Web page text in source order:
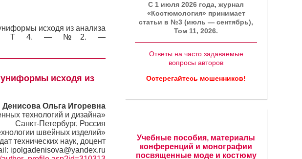
исходя из анализа
— Т 4. — №2. —
униформы исходя из
Денисова Ольга Игоревна
технологий и дизайна»
Санкт-Петербург, Россия
швейных изделий»
технических наук, доцент
ipolgadenisova@yandex.ru
C 1 июля 2026 года, журнал
«Костюмология» принимает
статьи в №3 (июль — сентябрь),
Том 11, 2026.
Ответы на часто задаваемые
вопросы авторов
Остерегайтесь мошенников!
Учебные пособия, материалы
конференций и монографии
посвященные моде и костюму